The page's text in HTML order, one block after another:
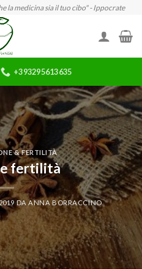
la medicina sia il tuo cibo" - Ippocrate
+393295613635
& FERTILITÀ
e fertilità
DAANNA BORRACCINO